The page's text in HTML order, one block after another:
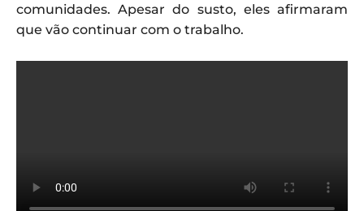
comunidades. Apesar do susto, eles afirmaram
que vão continuar com o trabalho.